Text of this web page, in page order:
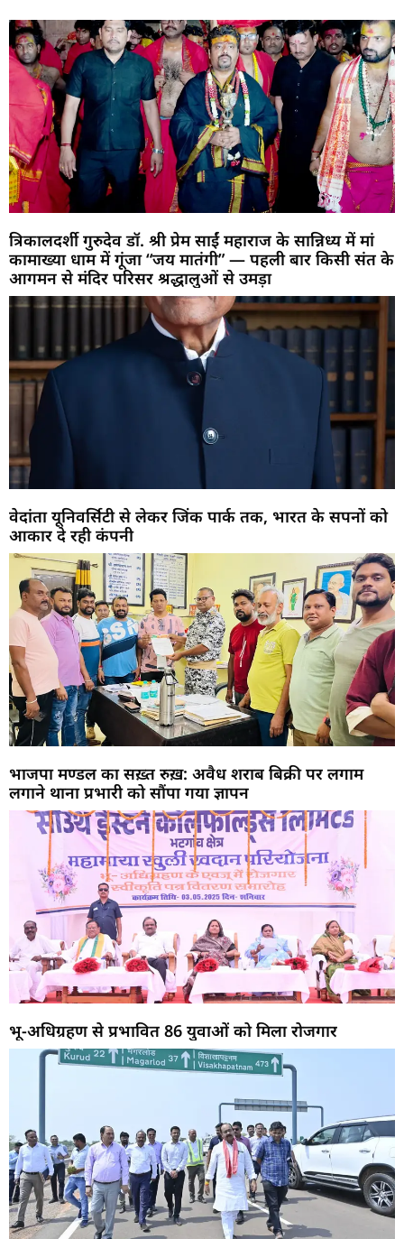
त्रिकालदर्शी गुरुदेव डॉ. श्री प्रेम साईं महाराज के सान्निध्य में मां
कामाख्या धाम में गूंजा “जय मातंगी” — पहली बार किसी संत के
आगमन से मंदिर परिसर श्रद्धालुओं से उमड़ा
वेदांता यूनिवर्सिटी से लेकर जिंक पार्क तक, भारत के सपनों को
आकार दे रही कंपनी
भाजपा मण्डल का सख़्त रुख़: अवैध शराब बिक्री पर लगाम
लगाने थाना प्रभारी को सौंपा गया ज्ञापन
भू-अधिग्रहण से प्रभावित 86 युवाओं को मिला रोजगार